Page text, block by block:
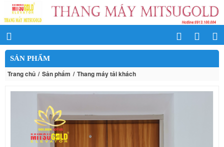
SẢN PHẨM
Trang chủ Sản phẩm Thang máy tải khách